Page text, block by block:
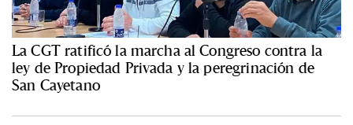
La CGT ratificó la marcha al Congreso contra la
ley de Propiedad Privada y la peregrinación de
San Cayetano